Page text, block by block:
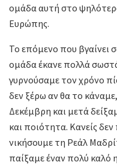
ομάδα αυτή στο
Ευρώπης.
Το επόμενο που βγαίνει
ομάδα έκανε πολλά
γυρνούσαμε τον χρόνο
δεν ξέρω αν θα το
Δεκέμβρη και μετά
και ποιότητα. Κανείς
νικήσουμε τη Ρεάλ
παίξαμε έναν πολύ καλό